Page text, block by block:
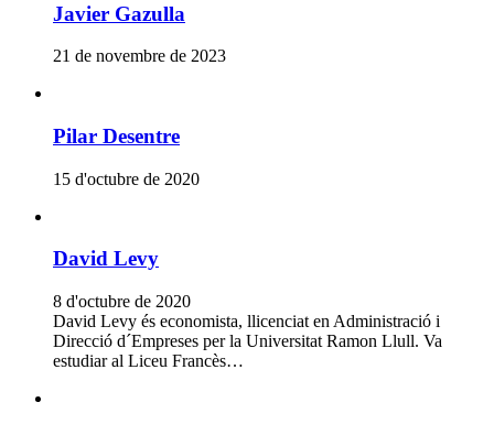
Javier Gazulla
21 de novembre de 2023
Pilar Desentre
15 d'octubre de 2020
David Levy
8 d'octubre de 2020
David Levy és economista, llicenciat en Administració i
Direcció d´Empreses per la Universitat Ramon Llull. Va
estudiar al Liceu Francès…